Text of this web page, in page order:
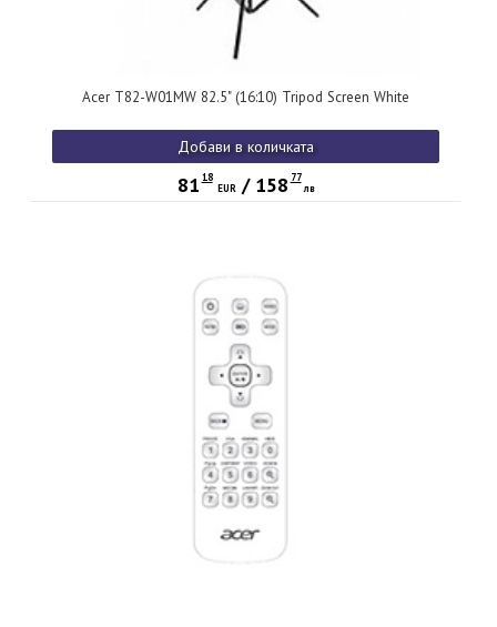
Acer T82-W01MW 82.5" (16:10) Tripod Screen White
Добави в количката
81 18
EUR/ 158 77
лв